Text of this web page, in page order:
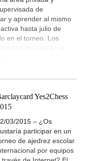
de
y aprender al mismo
hasta julio de
en el torneo. Los
disputarán la
Yes2Chess
03/2015 – ¿Os
participar en un
de ajedrez escolar
por equipos